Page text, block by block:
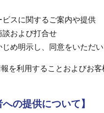
スに関するご案内や提供
および打合せ
め明示し、同意をいただ
を利用することおよびお
の提供について】